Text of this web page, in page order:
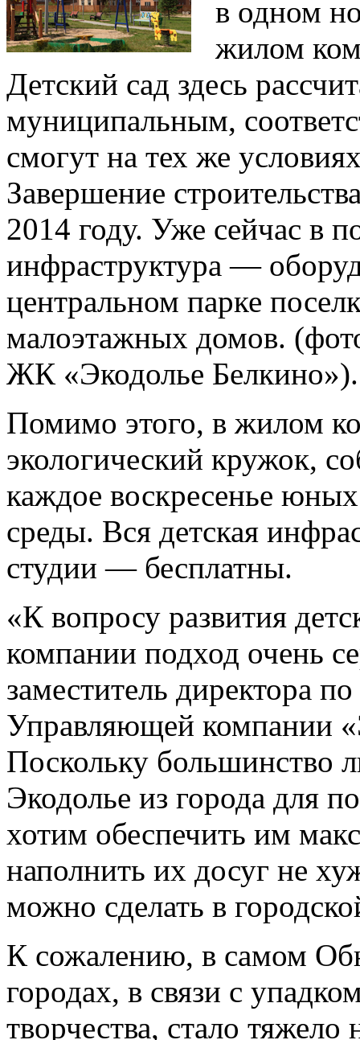
в одном
жилом
Детский сад здесь
муниципальным,
смогут на тех же
Завершение
2014 году. Уже сейчас в
инфраструктура —
центральном парке
малоэтажных домов.
ЖК «Экодолье Белкино»).
Помимо этого, в жилом
экологический кружок,
каждое воскресенье
среды. Вся детская
студии — бесплатны.
«К вопросу развития
компании подход очень
заместитель директора
Управляющей компании
Поскольку большинство
Экодолье из города для
хотим обеспечить им
наполнить их досуг не
можно сделать в
К сожалению, в самом
городах, в связи с
творчества, стало